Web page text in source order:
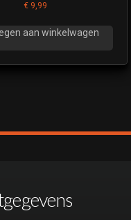
€ 9,99
aan winkelwagen